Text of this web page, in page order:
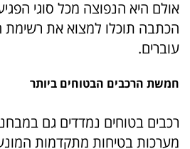
אולם היא הנפוצה מכל סוגי
הכתבה תוכלו למצוא את
עוברים.
חמשת הרכבים הבטוחים ביותר
רכבים בטוחים נמדדים גם
מערכות בטיחות מתקדמות